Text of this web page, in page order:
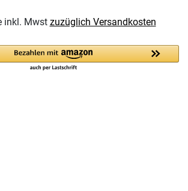
inkl. Mwst zuzüglich Versandkosten